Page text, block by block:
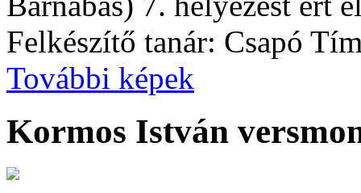
Felkészítő tanár: Csapó
További képek
Kormos István